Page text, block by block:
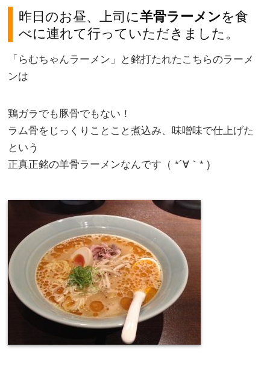
昨日のお昼、上司に羊骨ラーメンを食
べに連れて行っていただきました。
「らむちゃんラーメン」と銘打たれたこちらのラーメ
ンは
鶏ガラでも豚骨でもない！
ラム骨をじっくりことこと煮込み、味噌味で仕上げた
という
正真正銘の羊骨ラーメンなんです（ *´∀｀* )